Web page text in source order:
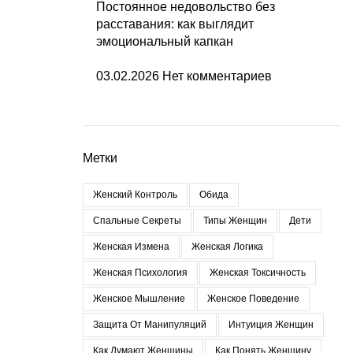
Постоянное недовольство без
расставания: как выглядит
эмоциональный капкан
03.02.2026 Нет комментариев
Метки
Женский Контроль Обида
Спальные Секреты Типы Женщин Дети
Женская Измена Женская Логика
Женская Психология Женская Токсичность
Женское Мышление Женское Поведение
Защита От Манипуляций Интуиция Женщин
Как Думают Женщины Как Понять Женщину